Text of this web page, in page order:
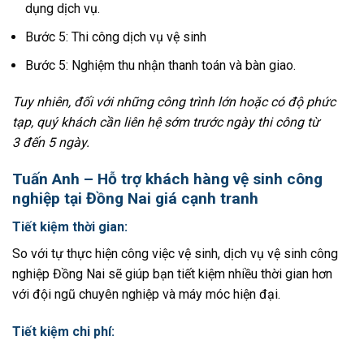
dụng dịch vụ.
Bước 5: Thi công dịch vụ vệ sinh
Bước 5: Nghiệm thu nhận thanh toán và bàn giao.
Tuy nhiên, đối với những công trình lớn hoặc có độ phức
tạp, quý khách cần liên hệ sớm trước ngày thi công từ
3 đến 5 ngày.
Tuấn Anh – Hỗ trợ khách hàng vệ sinh công
nghiệp tại Đồng Nai giá cạnh tranh
Tiết kiệm thời gian:
So với tự thực hiện công việc vệ sinh, dịch vụ vệ sinh công
nghiệp Đồng Nai sẽ giúp bạn tiết kiệm nhiều thời gian hơn
với đội ngũ chuyên nghiệp và máy móc hiện đại.
Tiết kiệm chi phí: